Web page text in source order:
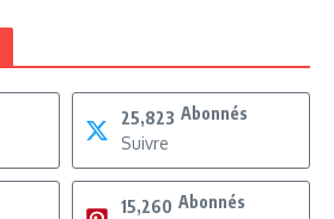
25,823 Abonnés
Suivre
15,260 Abonnés